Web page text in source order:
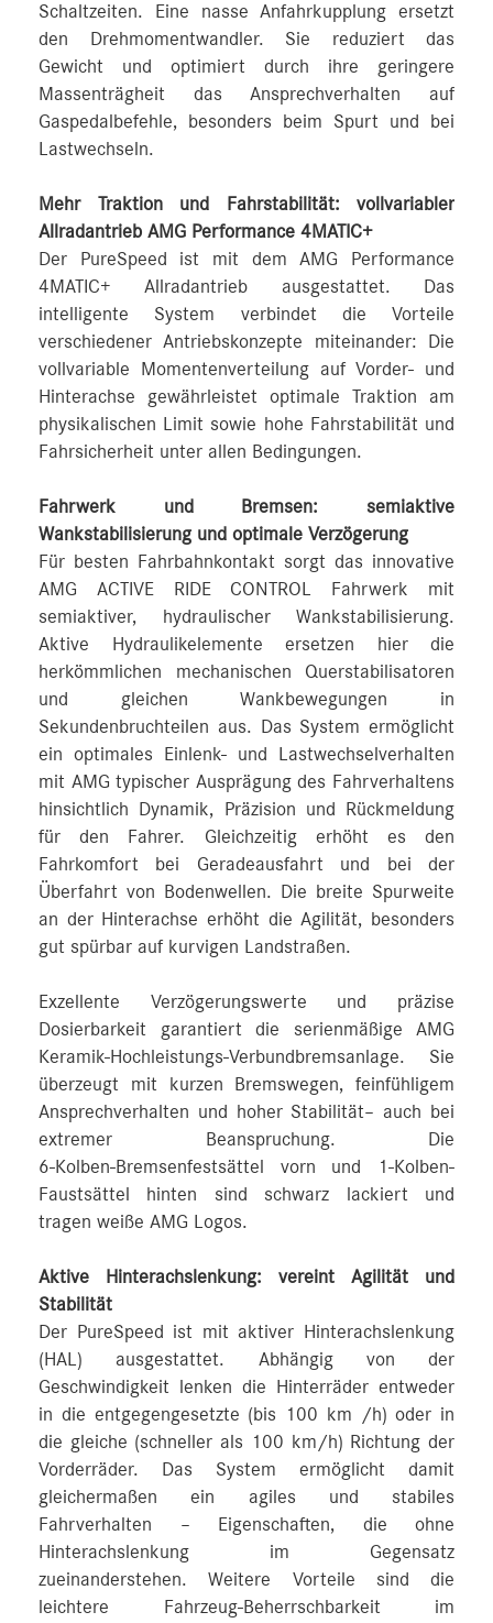
Schaltzeiten. Eine nasse Anfahrkupplung ersetzt
den Drehmomentwandler. Sie reduziert das
Gewicht und optimiert durch ihre geringere
Massenträgheit das Ansprechverhalten auf
Gaspedalbefehle, besonders beim Spurt und bei
Lastwechseln.
Mehr Traktion und Fahrstabilität: vollvariabler
Allradantrieb AMG Performance 4MATIC+
Der PureSpeed ist mit dem AMG Performance
4MATIC+ Allradantrieb ausgestattet. Das
intelligente System verbindet die Vorteile
verschiedener Antriebskonzepte miteinander: Die
vollvariable Momentenverteilung auf Vorder- und
Hinterachse gewährleistet optimale Traktion am
physikalischen Limit sowie hohe Fahrstabilität und
Fahrsicherheit unter allen Bedingungen.
Fahrwerk und Bremsen: semiaktive
Wankstabilisierung und optimale Verzögerung
Für besten Fahrbahnkontakt sorgt das innovative
AMG ACTIVE RIDE CONTROL Fahrwerk mit
semiaktiver, hydraulischer Wankstabilisierung.
Aktive Hydraulikelemente ersetzen hier die
herkömmlichen mechanischen Querstabilisatoren
und gleichen Wankbewegungen in
Sekundenbruchteilen aus. Das System ermöglicht
ein optimales Einlenk- und Lastwechselverhalten
mit AMG typischer Ausprägung des Fahrverhaltens
hinsichtlich Dynamik, Präzision und Rückmeldung
für den Fahrer. Gleichzeitig erhöht es den
Fahrkomfort bei Geradeausfahrt und bei der
Überfahrt von Bodenwellen. Die breite Spurweite
an der Hinterachse erhöht die Agilität, besonders
gut spürbar auf kurvigen Landstraßen.
Exzellente Verzögerungswerte und präzise
Dosierbarkeit garantiert die serienmäßige AMG
Keramik-Hochleistungs-Verbundbremsanlage. Sie
überzeugt mit kurzen Bremswegen, feinfühligem
Ansprechverhalten und hoher Stabilität– auch bei
extremer Beanspruchung. Die
6‑Kolben‑Bremsenfestsättel vorn und 1‑Kolben-
Faustsättel hinten sind schwarz lackiert und
tragen weiße AMG Logos.
Aktive Hinterachslenkung: vereint Agilität und
Stabilität
Der PureSpeed ist mit aktiver Hinterachslenkung
(HAL) ausgestattet. Abhängig von der
Geschwindigkeit lenken die Hinterräder entweder
in die entgegengesetzte (bis 100 km /h) oder in
die gleiche (schneller als 100 km/h) Richtung der
Vorderräder. Das System ermöglicht damit
gleichermaßen ein agiles und stabiles
Fahrverhalten – Eigenschaften, die ohne
Hinterachslenkung im Gegensatz
zueinanderstehen. Weitere Vorteile sind die
leichtere Fahrzeug-Beherrschbarkeit im